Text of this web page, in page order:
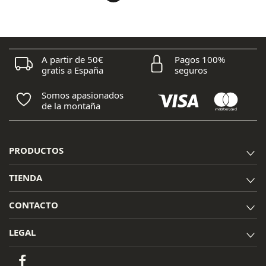
A partir de 50€
gratis a España
Pagos 100%
seguros
Somos apasionados
de la montaña
PRODUCTOS
TIENDA
CONTACTO
LEGAL